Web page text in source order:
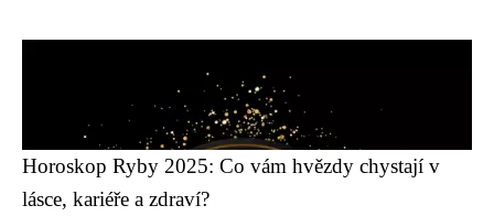
Horoskop Ryby 2025: Co vám hvězdy chystají v
lásce, kariéře a zdraví?